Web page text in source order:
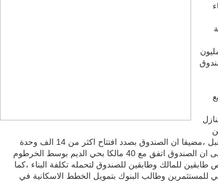
لبناء عقارات رأسية بتكلفة 40 مليون
المتوقع ان ينتهي في مايو من العام المقبل ،مضيفا ان الصندوق بصدد افتتاح اكثر من 14 الف وحدة
سكنية بولايات السودان، واشار عثمان الى ان الصندوق اتفق مع 40 مالكا بحي الديم بوسط الخرطوم
للمالك وطابقين للصندوق لتحمله تكلفة البناء ،كما
للمستثمرين وطالب البنوك بتمويل الخطط الاسكانية في